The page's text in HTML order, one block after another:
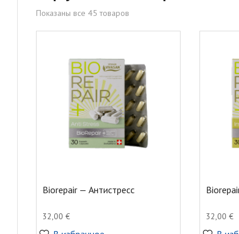
Показаны все 45 товаров
Biorepair — Антистресс
32,00€ 32,00€